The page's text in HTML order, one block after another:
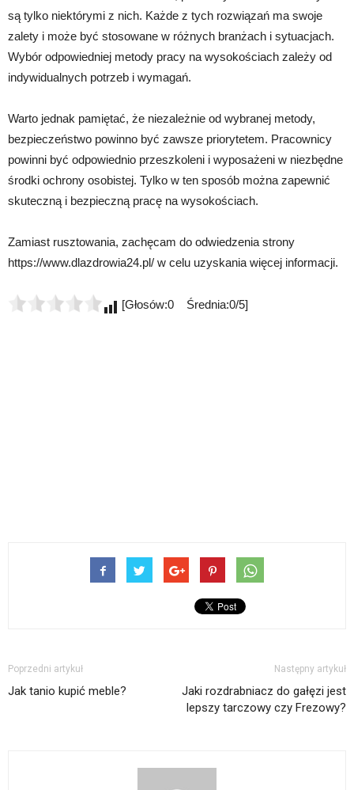
są tylko niektórymi z nich. Każde z tych rozwiązań ma swoje
zalety i może być stosowane w różnych branżach i sytuacjach.
Wybór odpowiedniej metody pracy na wysokościach zależy od
indywidualnych potrzeb i wymagań.
Warto jednak pamiętać, że niezależnie od wybranej metody,
bezpieczeństwo powinno być zawsze priorytetem. Pracownicy
powinni być odpowiednio przeszkoleni i wyposażeni w niezbędne
środki ochrony osobistej. Tylko w ten sposób można zapewnić
skuteczną i bezpieczną pracę na wysokościach.
Zamiast rusztowania, zachęcam do odwiedzenia strony
https://www.dlazdrowia24.pl/ w celu uzyskania więcej informacji.
[Głosów:0 Średnia:0/5]
Poprzedni artykuł
Jak tanio kupić meble?
Następny artykuł
Jaki rozdrabniacz do gałęzi jest
lepszy tarczowy czy Frezowy?